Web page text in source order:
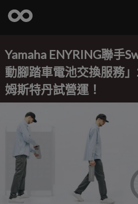
Yamaha ENYRING聯手
動腳踏車電池交換服務
姆斯特丹試營運！